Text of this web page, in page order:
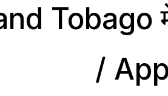
Tobago में
/